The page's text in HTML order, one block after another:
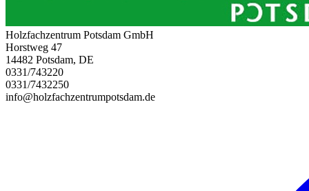
Holzfachzentrum Potsdam GmbH
Horstweg 47
14482 Potsdam, DE
0331/743220
0331/7432250
info@holzfachzentrumpotsdam.de